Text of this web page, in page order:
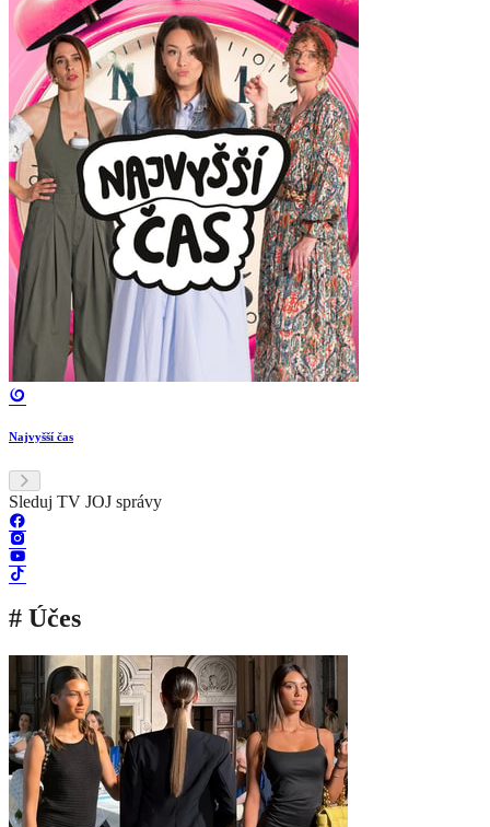
Najvyšší čas
Sleduj TV JOJ správy
# Účes